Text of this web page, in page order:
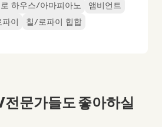
하우스/아마피아노
앰비언트
이
칠/로파이 힙합
문가들도 좋아하실